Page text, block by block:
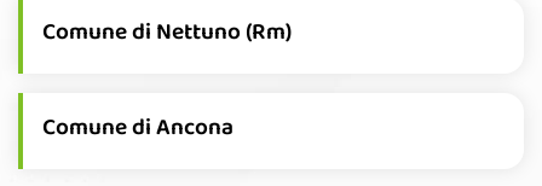
Comune di Nettuno (Rm)
Comune di Ancona